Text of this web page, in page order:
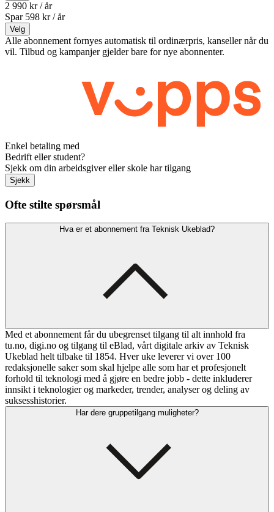
2 990 kr / år
Spar 598 kr /år
Velg
Alle abonnement fornyes automatisk til ordinærpris, kanseller når du
vil. Tilbud og kampanjer gjelder bare for nye abonnenter.
Enkel betaling med
Bedrift eller student?
Sjekk om din arbeidsgiver eller skole har tilgang
Sjekk
Ofte stilte spørsmål
Hva er et abonnement fra Teknisk Ukeblad?
Med et abonnement får du ubegrenset tilgang til alt innhold fra
tu.no, digi.no og tilgang til eBlad, vårt digitale arkiv av Teknisk
Ukeblad helt tilbake til 1854. Hver uke leverer vi over 100
redaksjonelle saker som skal hjelpe alle som har et profesjonelt
forhold til teknologi med å gjøre en bedre jobb - dette inkluderer
innsikt i teknologier og markeder, trender, analyser og deling av
suksesshistorier.
Har dere gruppetilgang muligheter?